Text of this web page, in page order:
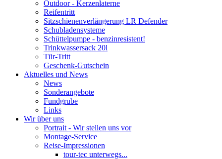
Outdoor - Kerzenlaterne
Reifentritt
Sitzschienenverlängerung LR Defender
Schubladensysteme
Schüttelpumpe - benzinresistent!
Trinkwassersack 20l
Tür-Tritt
Geschenk-Gutschein
Aktuelles und News
News
Sonderangebote
Fundgrube
Links
Wir über uns
Portrait - Wir stellen uns vor
Montage-Service
Reise-Impressionen
tour-tec unterwegs...